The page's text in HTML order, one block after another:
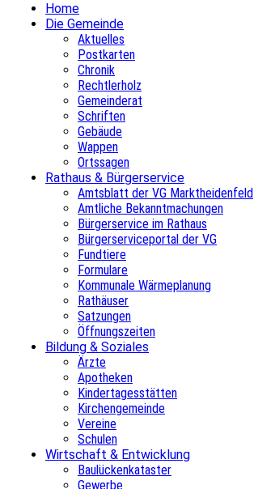
Home
Die Gemeinde
Aktuelles
Postkarten
Chronik
Rechtlerholz
Gemeinderat
Schriften
Gebäude
Wappen
Ortssagen
Rathaus & Bürgerservice
Amtsblatt der VG Marktheidenfeld
Amtliche Bekanntmachungen
Bürgerservice im Rathaus
Bürgerserviceportal der VG
Fundtiere
Formulare
Kommunale Wärmeplanung
Rathäuser
Satzungen
Öffnungszeiten
Bildung & Soziales
Ärzte
Apotheken
Kindertagesstätten
Kirchengemeinde
Vereine
Schulen
Wirtschaft & Entwicklung
Baulückenkataster
Gewerbe